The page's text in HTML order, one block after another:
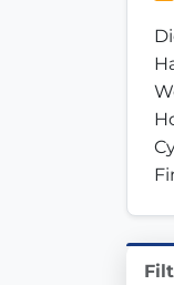
Check
Get
Become a
Volunteer: